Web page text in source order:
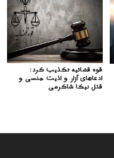
قوه قضائیه تکذیب کرد:
ادعاهای آزار و اذیت جنسی و
قتل نیکا شاکرمی